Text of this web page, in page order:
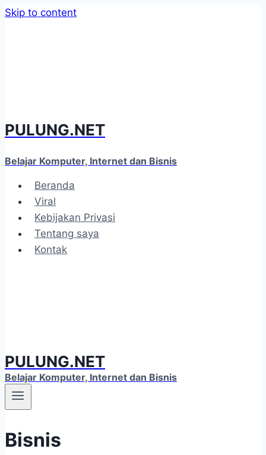
Skip to content
PULUNG.NET
Belajar Komputer, Internet dan Bisnis
Beranda
Viral
Kebijakan Privasi
Tentang saya
Kontak
PULUNG.NET
Belajar Komputer, Internet dan Bisnis
Bisnis